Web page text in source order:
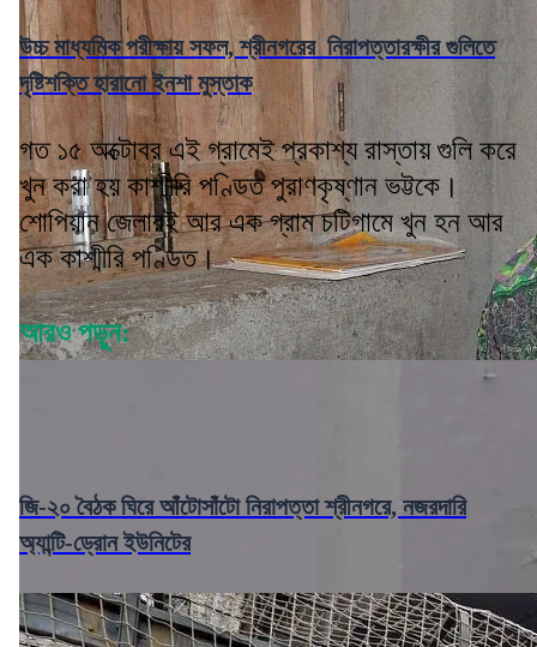
উচ্চ মাধ্যমিক পরীক্ষায় সফল, শ্রীনগরের নিরাপত্তারক্ষীর গুলিতে
দৃষ্টিশক্তি হারানো ইনশা মুস্তাক
গত ১৫ অক্টোবর এই গ্রামেই প্রকাশ্য রাস্তায় গুলি করে
খুন করা হয় কাশ্মীরি পণ্ডিত পুরাণকৃষ্ণান ভট্টকে।
শোপিয়ান জেলারই আর এক গ্রাম চটিগামে খুন হন আর
এক কাশ্মীরি পণ্ডিত।
আরও পড়ুন:
জি-২০ বৈঠক ঘিরে আঁটোসাঁটো নিরাপত্তা শ্রীনগরে, নজরদারি
অ্যান্টি-ড্রোন ইউনিটের